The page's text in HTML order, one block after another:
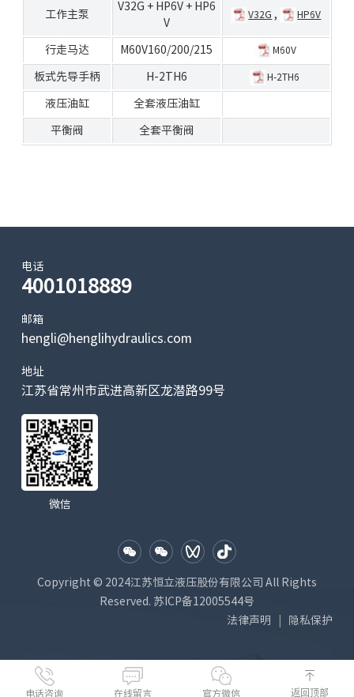
电话咨询 在线留言 官方微信 返回顶部
工作主泵
V32G + HP6V+ HP6
V
V32G , HP6V
行走马达 M60V160/200/215 M60V
板式先导手柄 H-2TH6 H-2TH6
液压油缸 全套液压油缸
平衡阀 全套平衡阀
电话
4001018889
邮箱
hengli@henglihydraulics.com
地址
江苏省常州市武进高新区龙潜路99号
微信
Copyright © 2024江苏恒立液压股份有限公司 All Rights
Reserved. 苏ICP备12005544号
法律声明
隐私保护